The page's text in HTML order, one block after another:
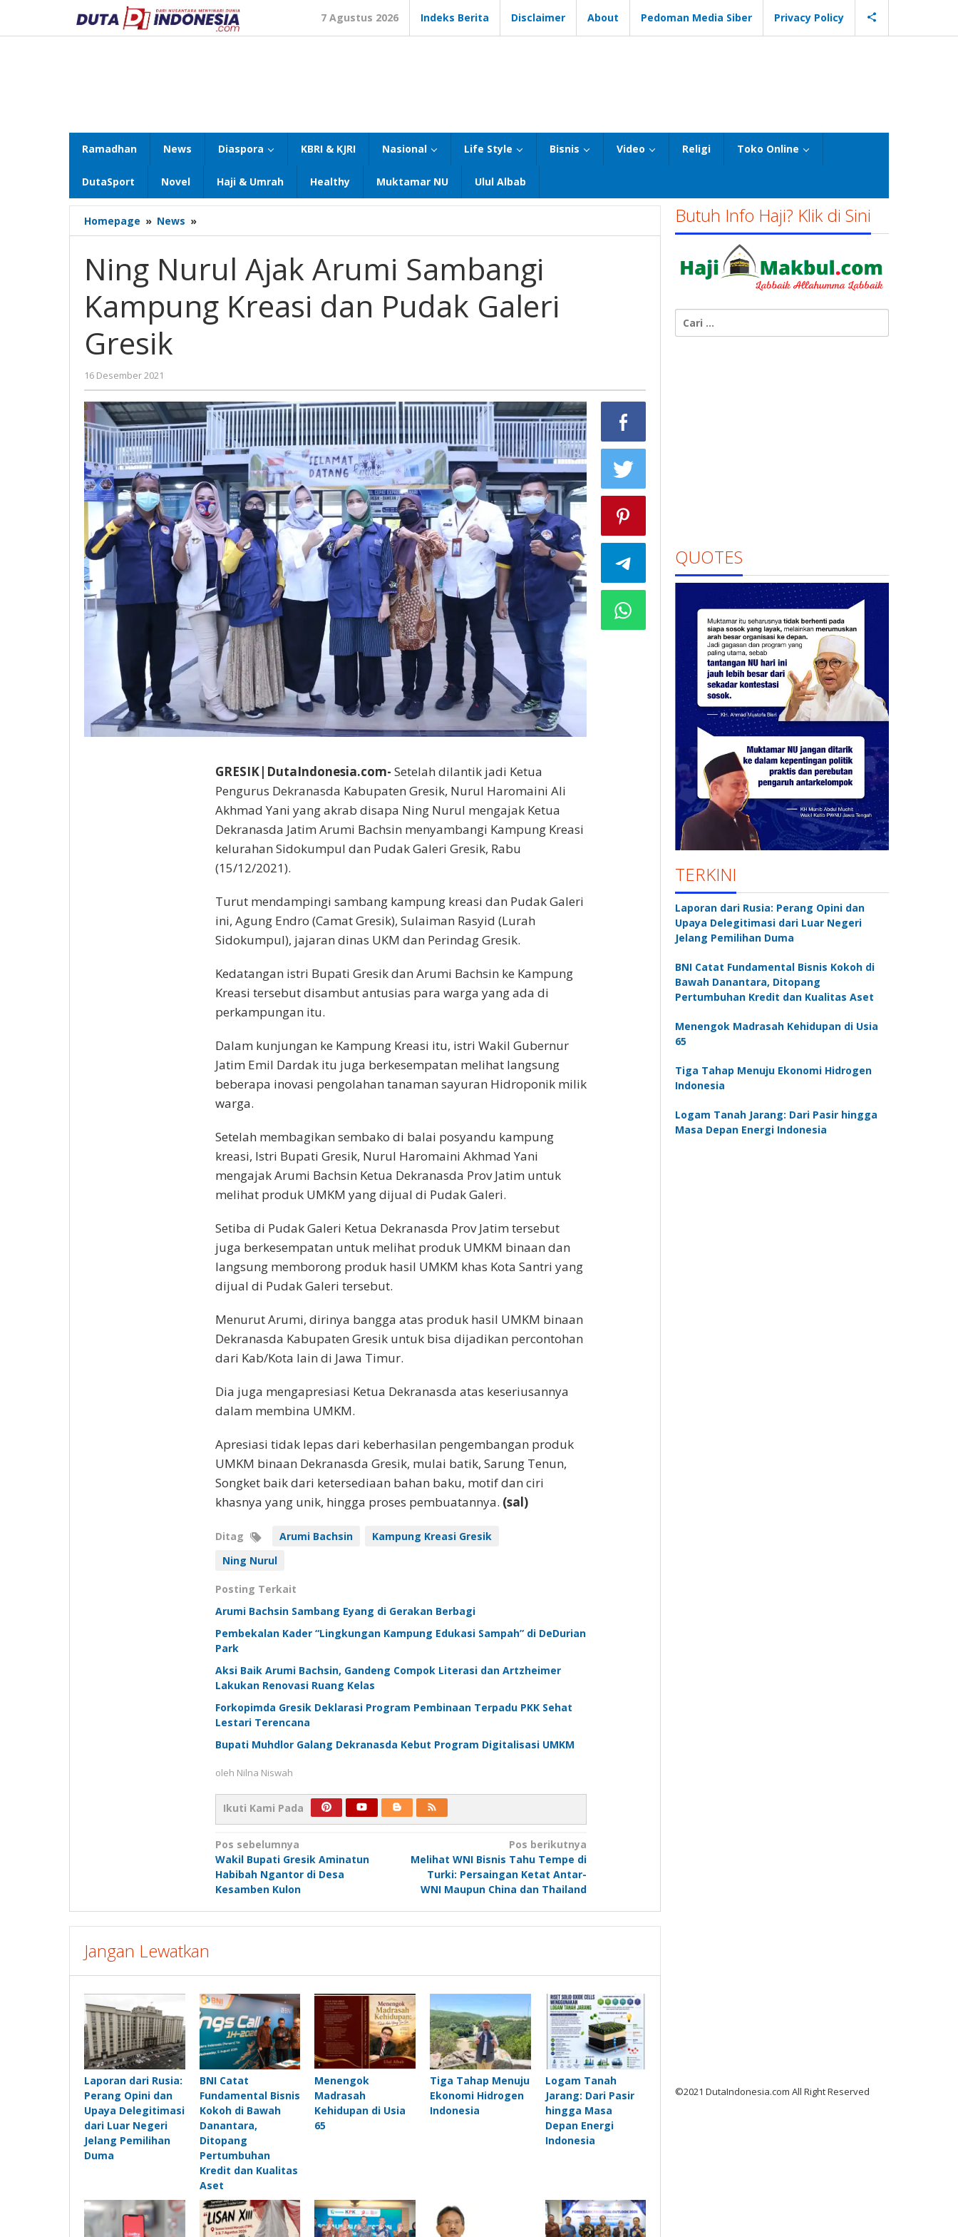
konten
7 Agustus 2026 Indeks Berita Disclaimer About Pedoman Media Siber Privacy Policy
Ramadhan News Diaspora KBRI & KJRI Nasional Life Style Bisnis Video Religi Toko Online
DutaSport Novel Haji & Umrah Healthy Muktamar NU Ulul Albab
Homepage » News »
Nurul
Arumi
Sambangi
Kampung
Kreasi
dan
Ning Nurul Ajak Arumi Sambangi
Kampung Kreasi dan Pudak Galeri
Gresik
16 Desember 2021
Nilna
Niswah
GRESIK|DutaIndonesia.com- Setelah dilantik jadi Ketua
Pengurus Dekranasda Kabupaten Gresik, Nurul Haromaini Ali
Akhmad Yani yang akrab disapa Ning Nurul mengajak Ketua
Dekranasda Jatim Arumi Bachsin menyambangi Kampung Kreasi
kelurahan Sidokumpul dan Pudak Galeri Gresik, Rabu
(15/12/2021).
Turut mendampingi sambang kampung kreasi dan Pudak Galeri
ini, Agung Endro (Camat Gresik), Sulaiman Rasyid (Lurah
Sidokumpul), jajaran dinas UKM dan Perindag Gresik.
Kedatangan istri Bupati Gresik dan Arumi Bachsin ke Kampung
Kreasi tersebut disambut antusias para warga yang ada di
perkampungan itu.
Dalam kunjungan ke Kampung Kreasi itu, istri Wakil Gubernur
Jatim Emil Dardak itu juga berkesempatan melihat langsung
beberapa inovasi pengolahan tanaman sayuran Hidroponik milik
warga.
Setelah membagikan sembako di balai posyandu kampung
kreasi, Istri Bupati Gresik, Nurul Haromaini Akhmad Yani
mengajak Arumi Bachsin Ketua Dekranasda Prov Jatim untuk
melihat produk UMKM yang dijual di Pudak Galeri.
Setiba di Pudak Galeri Ketua Dekranasda Prov Jatim tersebut
juga berkesempatan untuk melihat produk UMKM binaan dan
langsung memborong produk hasil UMKM khas Kota Santri yang
dijual di Pudak Galeri tersebut.
Menurut Arumi, dirinya bangga atas produk hasil UMKM binaan
Dekranasda Kabupaten Gresik untuk bisa dijadikan percontohan
dari Kab/Kota lain di Jawa Timur.
Dia juga mengapresiasi Ketua Dekranasda atas keseriusannya
dalam membina UMKM.
Apresiasi tidak lepas dari keberhasilan pengembangan produk
UMKM binaan Dekranasda Gresik, mulai batik, Sarung Tenun,
Songket baik dari ketersediaan bahan baku, motif dan ciri
khasnya yang unik, hingga proses pembuatannya. (sal)
Ditag Arumi Bachsin
Kampung Kreasi Gresik
Ning Nurul
Posting Terkait
Arumi Bachsin Sambang Eyang di Gerakan Berbagi
Pembekalan Kader “Lingkungan Kampung Edukasi Sampah” di DeDurian
Park
Aksi Baik Arumi Bachsin, Gandeng Compok Literasi dan Artzheimer
Lakukan Renovasi Ruang Kelas
Forkopimda Gresik Deklarasi Program Pembinaan Terpadu PKK Sehat
Lestari Terencana
Bupati Muhdlor Galang Dekranasda Kebut Program Digitalisasi UMKM
oleh Nilna Niswah
Ikuti Kami Pada
Navigasi
pos
Pos sebelumnya
Wakil Bupati Gresik Aminatun
Habibah Ngantor di Desa
Kesamben Kulon
Pos berikutnya
Melihat WNI Bisnis Tahu Tempe di
Turki: Persaingan Ketat Antar-
WNI Maupun China dan Thailand
Jangan Lewatkan
Laporan dari Rusia:
Perang Opini dan
Upaya Delegitimasi
dari Luar Negeri
Jelang Pemilihan
Duma
BNI Catat
Fundamental Bisnis
Kokoh di Bawah
Danantara,
Ditopang
Pertumbuhan
Kredit dan Kualitas
Aset
Menengok
Madrasah
Kehidupan di Usia
65
Tiga Tahap Menuju
Ekonomi Hidrogen
Indonesia
Logam Tanah
Jarang: Dari Pasir
hingga Masa
Depan Energi
Indonesia
Butuh Info Haji? Klik di Sini
untuk:
QUOTES
TERKINI
Laporan dari Rusia: Perang Opini dan
Upaya Delegitimasi dari Luar Negeri
Jelang Pemilihan Duma
BNI Catat Fundamental Bisnis Kokoh di
Bawah Danantara, Ditopang
Pertumbuhan Kredit dan Kualitas Aset
Menengok Madrasah Kehidupan di Usia
65
Tiga Tahap Menuju Ekonomi Hidrogen
Indonesia
Logam Tanah Jarang: Dari Pasir hingga
Masa Depan Energi Indonesia
©2021 DutaIndonesia.com All Right Reserved